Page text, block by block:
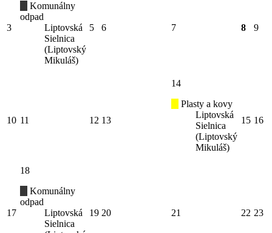
3
Komunálny
odpad
Liptovská
Sielnica
(Liptovský
Mikuláš)
5 6 7 8 9
10 11 12 13
14
Plasty a kovy
Liptovská
Sielnica
(Liptovský
Mikuláš)
15 16
17
18
Komunálny
odpad
Liptovská
Sielnica
19 20 21 22 23